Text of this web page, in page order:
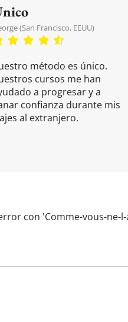
(San Francisco, EEUU)
método es único.
cursos me han
a progresar y a
confianza durante mis
al extranjero.
con 'Comme-vous-ne-l-